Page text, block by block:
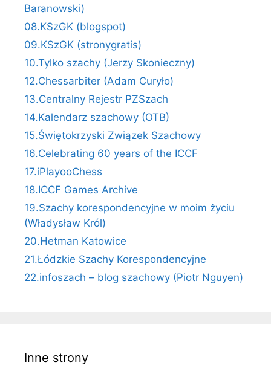
Baranowski)
08.KSzGK (blogspot)
09.KSzGK (stronygratis)
10.Tylko szachy (Jerzy Skonieczny)
12.Chessarbiter (Adam Curyło)
13.Centralny Rejestr PZSzach
14.Kalendarz szachowy (OTB)
15.Świętokrzyski Związek Szachowy
16.Celebrating 60 years of the ICCF
17.iPlayooChess
18.ICCF Games Archive
19.Szachy korespondencyjne w moim życiu
(Władysław Król)
20.Hetman Katowice
21.Łódzkie Szachy Korespondencyjne
22.infoszach – blog szachowy (Piotr Nguyen)
Inne strony